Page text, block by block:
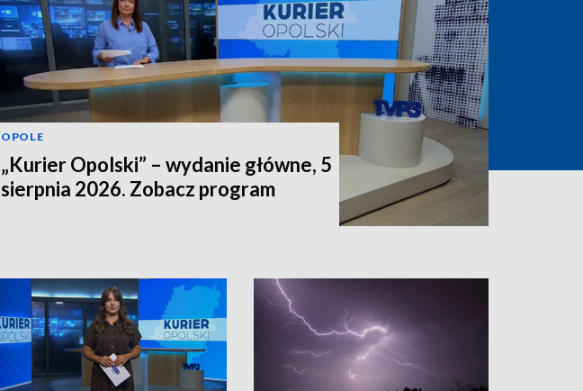
OPOLE
„Kurier Opolski” – wydanie główne, 5
sierpnia 2026. Zobacz program